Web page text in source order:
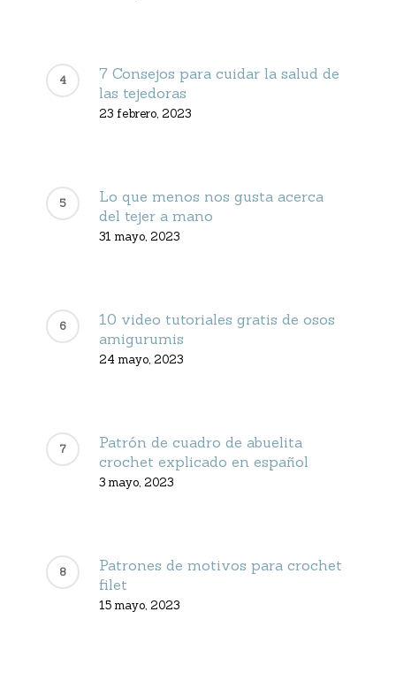
7 Consejos para cuidar la salud de
las tejedoras
23 febrero, 2023
Lo que menos nos gusta acerca
del tejer a mano
31 mayo, 2023
10 video tutoriales gratis de osos
amigurumis
24 mayo, 2023
Patrón de cuadro de abuelita
crochet explicado en español
3 mayo, 2023
Patrones de motivos para crochet
filet
15 mayo, 2023